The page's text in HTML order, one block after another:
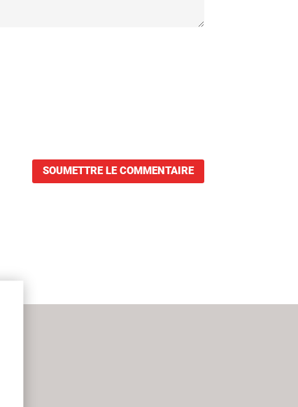
SOUMETTRE LE COMMENTAIRE